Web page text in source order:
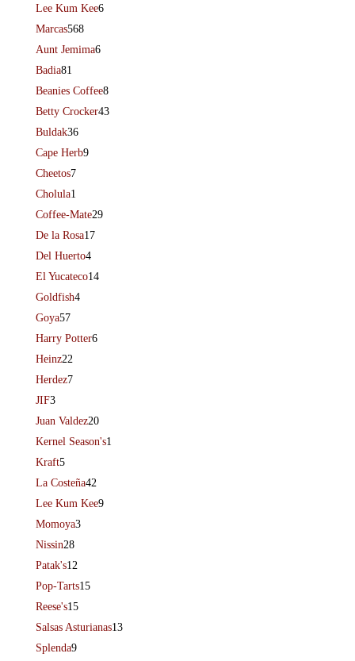
Lee Kum Kee6
Marcas568
Aunt Jemima6
Badia81
Beanies Coffee8
Betty Crocker43
Buldak36
Cape Herb9
Cheetos7
Cholula1
Coffee-Mate29
De la Rosa17
Del Huerto4
El Yucateco14
Goldfish4
Goya57
Harry Potter6
Heinz22
Herdez7
JIF3
Juan Valdez20
Kernel Season's1
Kraft5
La Costeña42
Lee Kum Kee9
Momoya3
Nissin28
Patak's12
Pop-Tarts15
Reese's15
Salsas Asturianas13
Splenda9